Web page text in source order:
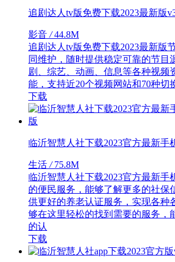
追剧达人tv版免费下载2023最新版
影音/44.8M
追剧达人tv版免费下载2023最新版
同维护，随时提供稳定可靠的节目
剧、综艺、动画、信息等各种视频
能，支持近20个视频网站和70种切
下载
临沂智慧人社下载2023官方最新手
生活/75.8M
临沂智慧人社下载2023官方最新手
的便民服务，能够了解更多的社保
供更好的养老认证服务，实现各种
够在这里轻松的找到需要的服务，
的认
下载